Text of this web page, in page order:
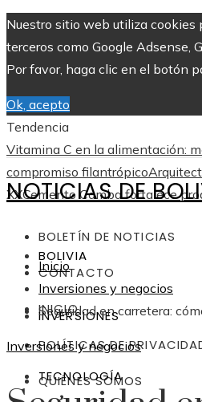
Nuestro sitio web utiliza cookies
terceros como Google Adsense,
Por favor, haga clic en el botón
Ok, acepto
Tendencia
Vitamina C en la alimentación:
compromiso filantrópico
XXCemento Camba fortalece
BOLETÍN DE NOTICIAS
CONTACTO
INICIO
POLÍTICAS DE
QUIÉNES SOMOS
NOTICIAS DE
BOLIVIA
INVERSIONES
TECNOLOGÍA
Inicio
Inversiones y negocios
Seguridad en carretera:
Inversiones y negocios